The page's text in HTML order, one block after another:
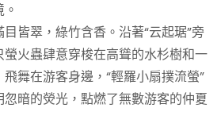
翠，綠竹含香。沿著“云起琚”旁
火蟲肆意穿梭在高聳的水杉樹和一
舞在游客身邊，“輕羅小扇撲流螢”
暗的熒光，點燃了無數游客的仲夏